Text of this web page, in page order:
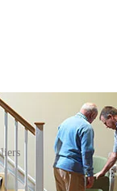
formes